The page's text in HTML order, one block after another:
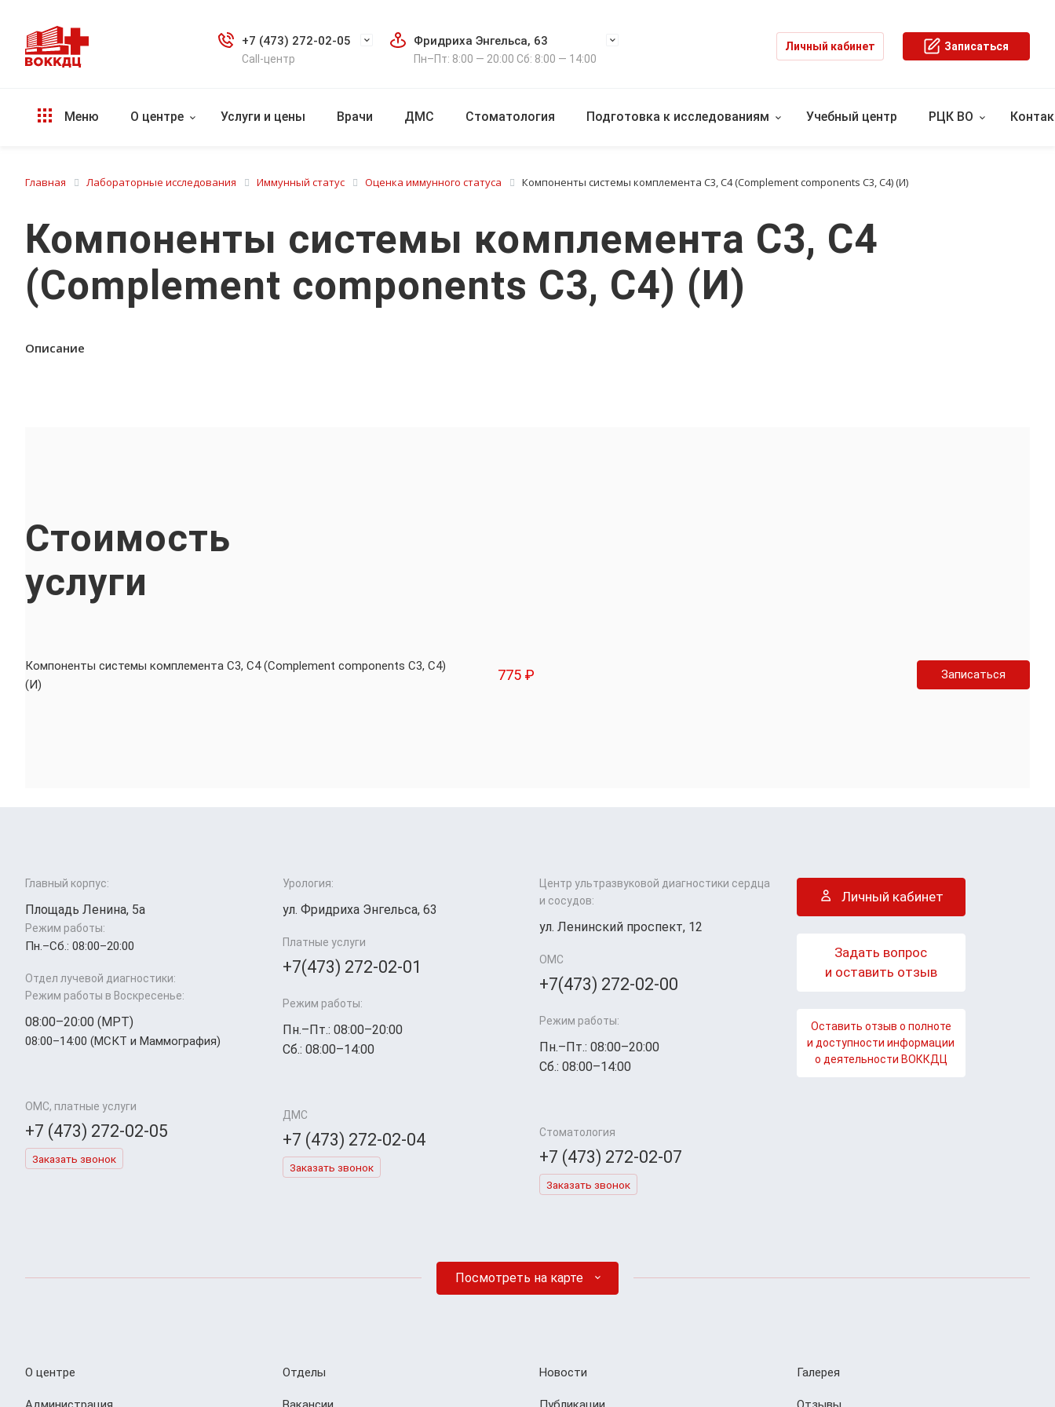
+7 (473) 272-02-05
Call-центр
Фридриха Энгельса, 63
Пн–Пт: 8:00 — 20:00 Сб: 8:00 — 14:00
Личный кабинет Записаться
Меню О центре Услуги и цены Врачи ДМС Стоматология Подготовка к исследованиям Учебный центр РЦК ВО
Главная Лабораторные исследования Иммунный статус Оценка иммунного статуса Компоненты системы комплемента С3, С4 (Complement components C3, C4) (И)
Компоненты системы комплемента С3, С4
(Complement components C3, C4) (И)
Описание
Стоимость
услуги
Компоненты системы комплемента С3, С4 (Complement components C3, C4)
(И)
775 ₽ Записаться
Главный корпус:
Площадь Ленина, 5а
Режим работы:
Пн.–Cб.: 08:00–20:00
Отдел лучевой диагностики:
Режим работы в Воскресенье:
08:00–20:00 (МРТ)
08:00–14:00 (МСКТ и Маммография)
ОМС, платные услуги
+7 (473) 272-02-05
Заказать звонок
Урология:
ул. Фридриха Энгельса, 63
Платные услуги
+7(473) 272-02-01
Режим работы:
Пн.–Пт.: 08:00–20:00
Сб.: 08:00–14:00
ДМС
+7 (473) 272-02-04
Заказать звонок
Центр ультразвуковой диагностики сердца
и сосудов:
ул. Ленинский проспект, 12
ОМС
+7(473) 272-02-00
Режим работы:
Пн.–Пт.: 08:00–20:00
Сб.: 08:00–14:00
Стоматология
+7 (473) 272-02-07
Заказать звонок
Личный кабинет
Задать вопрос
и оставить отзыв
Оставить отзыв о полноте
и доступности информации
о деятельности ВОККДЦ
Посмотреть на карте
О центре Отделы Новости Галерея